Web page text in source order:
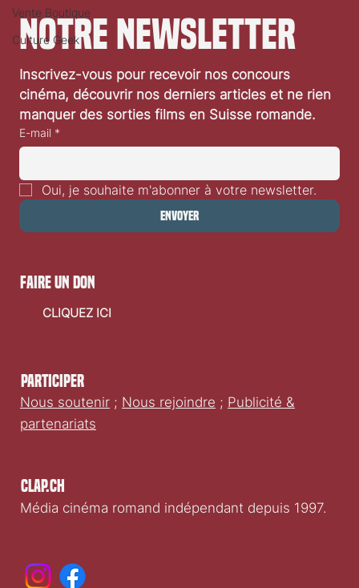
Vente Boutique
Culture Geek
Miranda Otto et Clap.ch à ARCANA 2024
notre newsletter
Inscrivez-vous pour recevoir nos concours
cinéma, découvrir nos derniers articles et ne rien
manquer des sorties films en Suisse romande.
E-mail *
Oui, je souhaite m'abonner à votre newsletter.
Envoyer
Clap.ch
Média cinéma romand indépendant depuis 1997.
Participer
Nous soutenir ; Nous rejoindre ; Publicité &
partenariats
faire un don
CLIQUEZ ICI